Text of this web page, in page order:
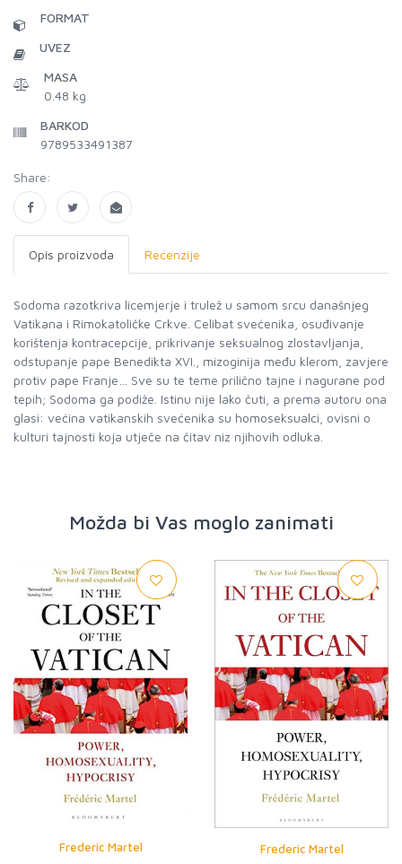
FORMAT
UVEZ
MASA
0.48 kg
BARKOD
9789533491387
Share:
Opis proizvoda Recenzije
Sodoma razotkriva licemjerje i trulež u samom srcu današnjeg
Vatikana i Rimokatoličke Crkve. Celibat svećenika, osuđivanje
korištenja kontracepcije, prikrivanje seksualnog zlostavljanja,
odstupanje pape Benedikta XVI., mizoginija među klerom, zavjere
protiv pape Franje… Sve su te teme prilično tajne i nagurane pod
tepih; Sodoma ga podiže. Istinu nije lako čuti, a prema autoru ona
glasi: većina vatikanskih svećenika su homoseksualci, ovisni o
kulturi tajnosti koja utječe na čitav niz njihovih odluka.
Možda bi Vas moglo zanimati
Frederic Martel Frederic Martel